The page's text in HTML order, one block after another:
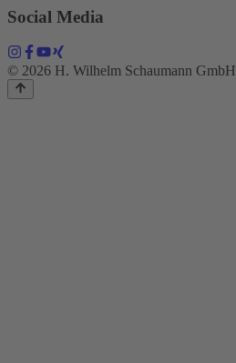
Social Media
© 2026 H. Wilhelm Schaumann GmbH